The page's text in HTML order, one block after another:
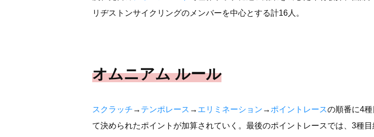
リヂストンサイクリングのメンバーを中心とする計16人。
オムニアム ルール
スクラッチ → テンポレース → エリミネーション → ポイントレースの順番に4
て決められたポイントが加算されていく。最後のポイントレースでは、3種